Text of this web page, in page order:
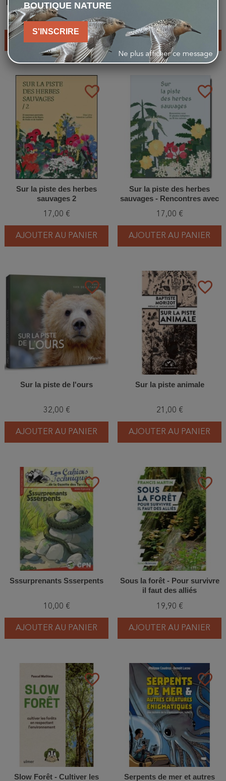
Identifier faune, flore, laisses
de mer et objets échoués
24,90 €
AJOUTER AU PANIER
conseils d'observation
11,00 €
AJOUTER AU PANIER
favorite_border
Sur la piste des herbes
sauvages 2
17,00 €
AJOUTER AU PANIER
favorite_border
Sur la piste des herbes
sauvages - Rencontres avec
des saisons
17,00 €
AJOUTER AU PANIER
favorite_border
Sur la piste de l'ours
32,00 €
AJOUTER AU PANIER
favorite_border
Sur la piste animale
21,00 €
AJOUTER AU PANIER
favorite_border
Sssurprenants Ssserpents
10,00 €
AJOUTER AU PANIER
favorite_border
Sous la forêt - Pour survivre
il faut des alliés
19,90 €
AJOUTER AU PANIER
favorite_border
Slow Forêt - Cultiver les
favorite_border
Serpents de mer et autres
BOUTIQUE NATURE
S'INSCRIRE
Ne plus afficher ce message